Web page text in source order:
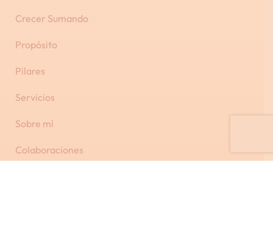
Crecer Sumando
Propósito
Pilares
Servicios
Sobre mí
Colaboraciones